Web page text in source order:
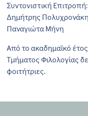
Συντονιστική
Δημήτρης
Παναγιώτα Μήνη
Από το ακαδημαϊκό
Τμήματος Φιλολογίας
φοιτήτριες.